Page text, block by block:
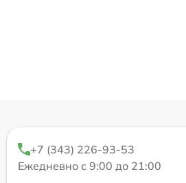
+7 (343) 226-93-53
Ежедневно с 9:00 до 21:00